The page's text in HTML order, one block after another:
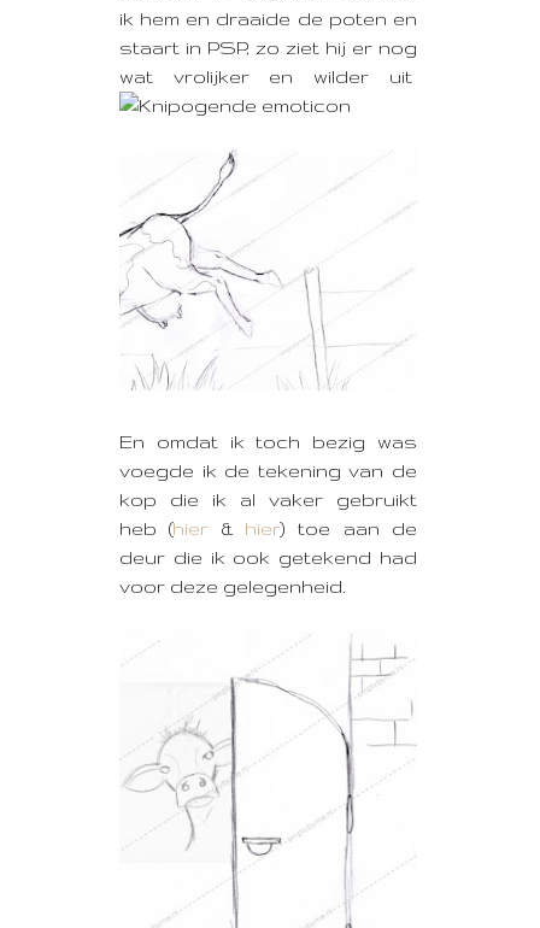
ik hem en draaide de poten en
staart in PSP, zo ziet hij er nog
wat vrolijker en wilder uit
En omdat ik toch bezig was
voegde ik de tekening van de
kop die ik al vaker gebruikt
heb (hier & hier) toe aan de
deur die ik ook getekend had
voor deze gelegenheid.